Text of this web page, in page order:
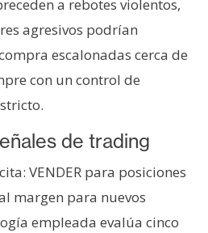
a rebotes violentos,
agresivos podrían
escalonadas cerca de
con un control de
de trading
VENDER para posiciones
margen para nuevos
empleada evalúa cinco